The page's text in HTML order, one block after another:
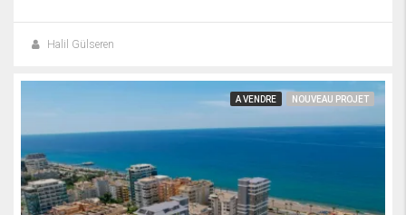
Halil Gülseren
A VENDRE NOUVEAU PROJET